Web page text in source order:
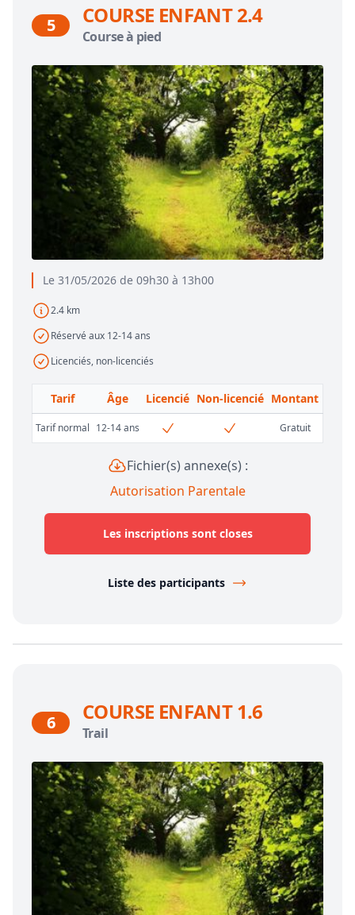
Le 31/05/2026 de 09h30 à 13h00
2.4 km
Réservé aux 12-14 ans
Licenciés, non-licenciés
5 COURSE ENFANT 2.4
Course à pied
Tarif Âge Licencié Non-licencié Montant
Tarif normal 12-14 ans Gratuit
Fichier(s) annexe(s) :
Autorisation Parentale
Les inscriptions sont closes
Liste des participants
6 COURSE ENFANT 1.6
Trail